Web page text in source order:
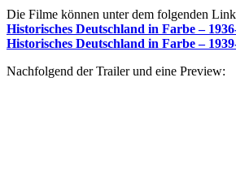
Die Filme können unter dem folgenden
Historisches Deutschland in Farbe –
Historisches Deutschland in Farbe –
Nachfolgend der Trailer und eine Preview: